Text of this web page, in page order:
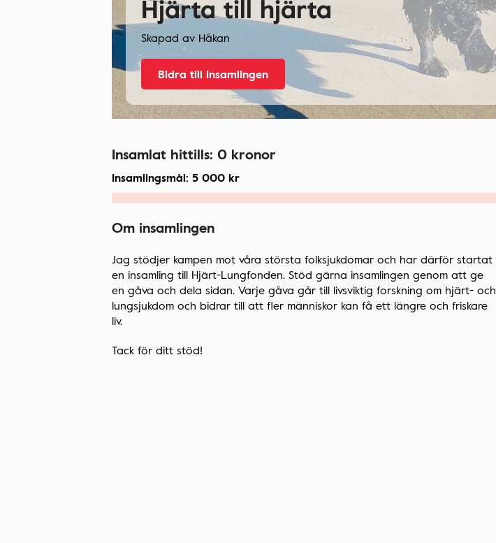
Hjärta till hjärta
Skapad av Håkan
Bidra till insamlingen
Insamlat hittills: 0 kronor
Insamlingsmål: 5 000 kr
Om insamlingen
Jag stödjer kampen mot våra största folksjukdomar och har därför startat
en insamling till Hjärt-Lungfonden. Stöd gärna insamlingen genom att ge
en gåva och dela sidan. Varje gåva går till livsviktig forskning om hjärt- och
lungsjukdom och bidrar till att fler människor kan få ett längre och friskare
liv.
Tack för ditt stöd!